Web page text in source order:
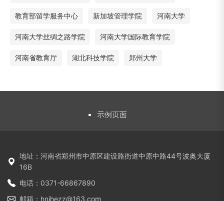
教育部留学服务中心 新加坡管理学院 河南大学
河南大学丝绸之路学院 河南大学国际教育学院
河南省教育厅 湖北科技学院 郑州大学
示例页面
地址：河南省郑州市中原区建设路街道中原中路44号波奥大厦
16B
电话：0371-66867890
邮箱：hnihezz@163.com